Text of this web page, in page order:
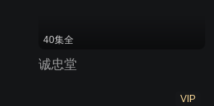
40集全
诚忠堂
VIP